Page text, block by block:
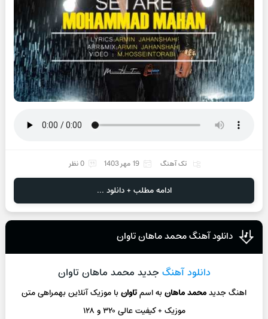
تک آهنگ 19 مهر 1403 0 نظر
ادامه مطلب + دانلود ...
دانلود آهنگ محمد ماهان تاوان
دانلود آهنگ جدید محمد ماهان تاوان
اهنگ جدیدمحمد ماهانبه اسمتاوانبا موزیک آنلاینبهمراهی متن
موزیک + کیفیت عالی ۳۲۰ و ۱۲۸